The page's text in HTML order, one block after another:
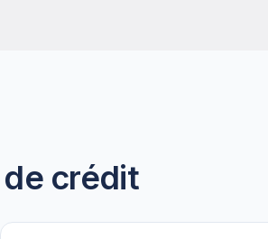
crédit